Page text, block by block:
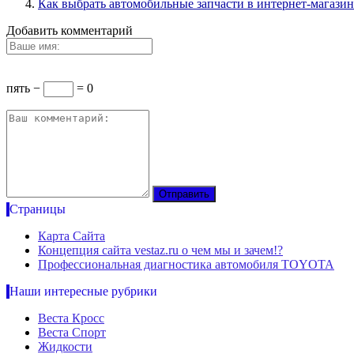
Как выбрать автомобильные запчасти в интернет-
Добавить комментарий
пять − = 0
Страницы
Карта Сайта
Концепция сайта vestaz.ru о чем мы и зачем!?
Профессиональная диагностика автомобиля TOYOTA
Наши интересные рубрики
Веста Кросс
Веста Спорт
Жидкости